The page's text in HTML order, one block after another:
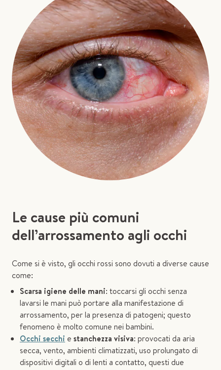
Le cause più comuni
dell’arrossamento agli occhi
Come si è visto, gli occhi rossi sono dovuti a diverse cause
come:
Scarsa igiene delle mani: toccarsi gli occhi senza
lavarsi le mani può portare alla manifestazione di
arrossamento, per la presenza di patogeni; questo
fenomeno è molto comune nei bambini.
Occhi secchi e stanchezza visiva: provocati da aria
secca, vento, ambienti climatizzati, uso prolungato di
dispositivi digitali o di lenti a contatto, questi due